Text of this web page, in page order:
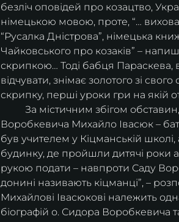
безліч оповідей про козацтво,
німецькою мовою, проте, “…
“Русалка Дністрова”, німецька
Чайковського про козаків” –
скрипкою… Тоді бабця Параскева,
відчувати, знімає золотого зі
скрипку, перші уроки гри на якій
	За містичним збігом обставин, один з дослідників та упорядників творчості С.
Воробкевича Михайло Івасюк –
був учителем у Кіцманській
будинку, де пройшли дитячі роки
рукою подати – навпроти Саду
донині називають кіцманці”, –
Михайлові Івасюкові належить
біографій о. Сидора Воробкевича